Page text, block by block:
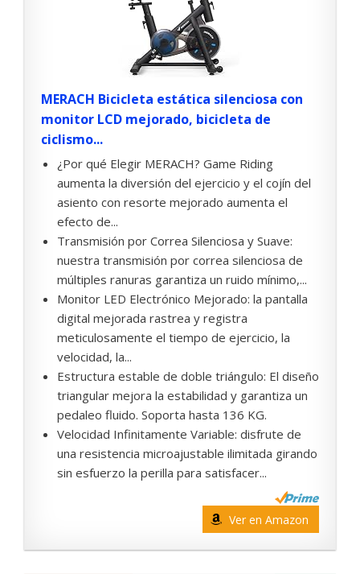
MERACH Bicicleta estática silenciosa con
monitor LCD mejorado, bicicleta de
ciclismo...
¿Por qué Elegir MERACH? Game Riding
aumenta la diversión del ejercicio y el cojín del
asiento con resorte mejorado aumenta el
efecto de...
Transmisión por Correa Silenciosa y Suave:
nuestra transmisión por correa silenciosa de
múltiples ranuras garantiza un ruido mínimo,...
Monitor LED Electrónico Mejorado: la pantalla
digital mejorada rastrea y registra
meticulosamente el tiempo de ejercicio, la
velocidad, la...
Estructura estable de doble triángulo: El diseño
triangular mejora la estabilidad y garantiza un
pedaleo fluido. Soporta hasta 136 KG.
Velocidad Infinitamente Variable: disfrute de
una resistencia microajustable ilimitada girando
sin esfuerzo la perilla para satisfacer...
Ver en Amazon